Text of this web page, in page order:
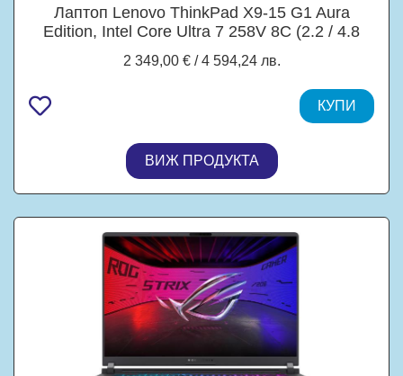
Лаптоп Lenovo ThinkPad X9-15 G1 Aura
Edition, Intel Core Ultra 7 258V 8C (2.2 / 4.8
OLED Display, Intel Arc 140V, 32GB LPDDR5X,
1TB M.2 NVMe SSD, Windows 11 Pro
2 349,00 € / 4 594,24 лв.
КУПИ
ВИЖ ПРОДУКТА